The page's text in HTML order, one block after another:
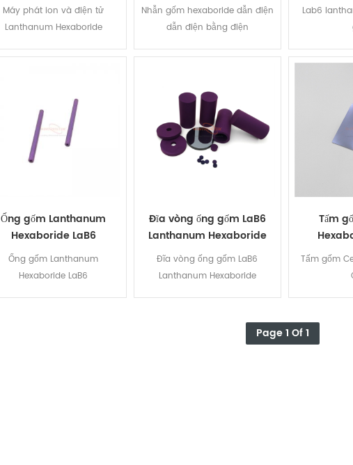
Máy phát ion và điện tử
Lanthanum Hexaboride
Nhẫn gốm hexaboride dẫn điện
dẫn điện bằng điện
Lab6
Ống gốm Lanthanum
Hexaboride LaB6
Ống gốm Lanthanum
Hexaboride LaB6
Đĩa vòng ống gốm LaB6
Lanthanum Hexaboride
Đĩa vòng ống gốm LaB6
Lanthanum Hexaboride
Tấm
Tấm gốm
Page 1 Of 1